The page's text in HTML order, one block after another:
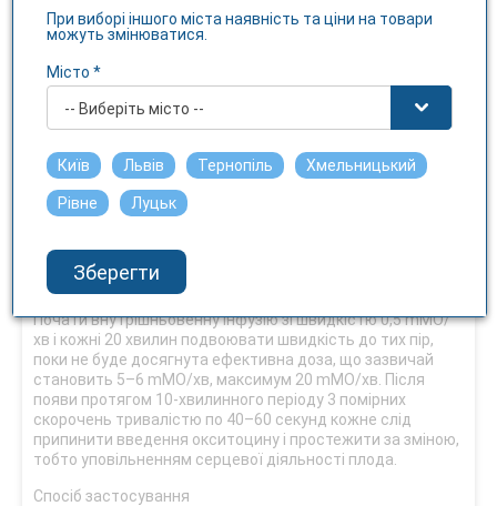
профілактики маткової атонії зазвичай необхідно 20–40
mМО/хв окситоцину;
б) внутрішньом’язове введення: 1 мл (5 МО) окситоцину
після відділення плаценти.
Ад’ювантна терапія при неповному аборті або аборті, що
не відбувся.
Внутрішньовенна інфузія 10 МО окситоцину в 500 мл 0,9
% розчину натрію хлориду або суміші 5 % декстрози з
Діагностика матково-плацентарної недостатності
(навантажувальний тест із окситоцином).
Почати внутрішньовенну інфузію зі швидкістю 0,5 mМО/
хв і кожні 20 хвилин подвоювати швидкість до тих пір,
поки не буде досягнута ефективна доза, що зазвичай
становить 5–6 mМО/хв, максимум 20 mМО/хв. Після
появи протягом 10-хвилинного періоду 3 помірних
скорочень тривалістю по 40–60 секунд кожне слід
припинити введення окситоцину і простежити за зміною,
тобто уповільненням серцевої діяльності плода.
Спосіб застосування
При виборі іншого міста наявність та ціни на товари
можуть змінюватися.
Місто *
-- Виберіть місто --
Київ Львів Тернопіль Хмельницький
Рівне Луцьк
Зберегти